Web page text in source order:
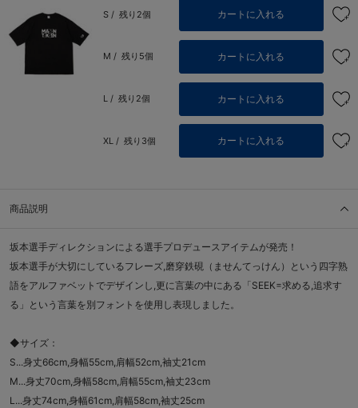
S / 残り2個 カートに入れる
M / 残り5個 カートに入れる
L / 残り2個 カートに入れる
XL / 残り3個 カートに入れる
商品説明
坂本選手ディレクションによる選手プロデュースアイテムが発売！
坂本選手が大切にしているフレーズ,磨穿鉄硯（ませんてっけん）という四字熟
語をアルファベットでデザインし,更に言葉の中にある「SEEK=求める,追求す
る」という言葉を別フォントを使用し表現しました。
◆サイズ：
S...身丈66cm,身幅55cm,肩幅52cm,袖丈21cm
M...身丈70cm,身幅58cm,肩幅55cm,袖丈23cm
L...身丈74cm,身幅61cm,肩幅58cm,袖丈25cm